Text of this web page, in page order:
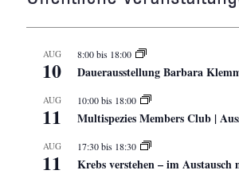
AUG
10
8:00bis 18:00
Dauerausstellung Barbara
AUG
11
10:00bis 18:00
Multispezies Members Club |
AUG
11
17:30bis 18:30
Krebs verstehen – im Austausch